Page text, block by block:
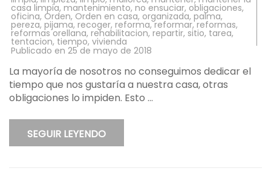
casa limpia, mantenimiento, no ensuciar, obligaciones,
oficina, Orden, Orden en casa, organizada, palma,
pereza, pijama, recoger, reforma,reformar,reformas,
reformas orellana, rehabilitacion,repartir, sitio, tarea,
tentacion, tiempo, vivienda
Publicado en 25 de mayo de 2018
La mayoría de nosotros no conseguimos dedicar el
tiempo que nos gustaría a nuestra casa, otras
obligaciones lo impiden. Esto …
SEGUIR LEYENDO